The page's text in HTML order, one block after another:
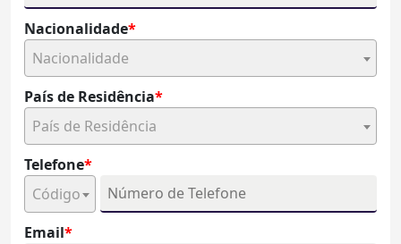
Nacionalidade
Nacionalidade
País de Residência
País de Residência
Telefone
Código
Email